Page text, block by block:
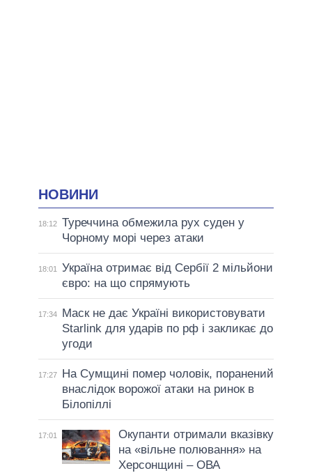
НОВИНИ
18:12 Туреччина обмежила рух суден у
Чорному морі через атаки
18:01
Україна отримає від Сербії 2 мільйони
євро: на що спрямують
17:34
Маск не дає Україні використовувати
Starlink для ударів по рф і закликає до
угоди
17:27
На Сумщині помер чоловік, поранений
внаслідок ворожої атаки на ринок в
Білопіллі
17:01
Окупанти отримали вказівку
на «вільне полювання» на
Херсонщині – ОВА